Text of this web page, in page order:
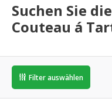
Suchen Sie
Couteau á
Filter auswählen